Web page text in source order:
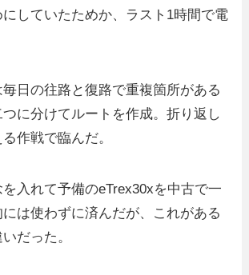
していたためか、ラスト1時間で電
日の往路と復路で重複箇所がある
に分けてルートを作成。折り返し
作戦で臨んだ。
入れて予備のeTrex30xを中古で一
は使わずに済んだが、これがある
だった。